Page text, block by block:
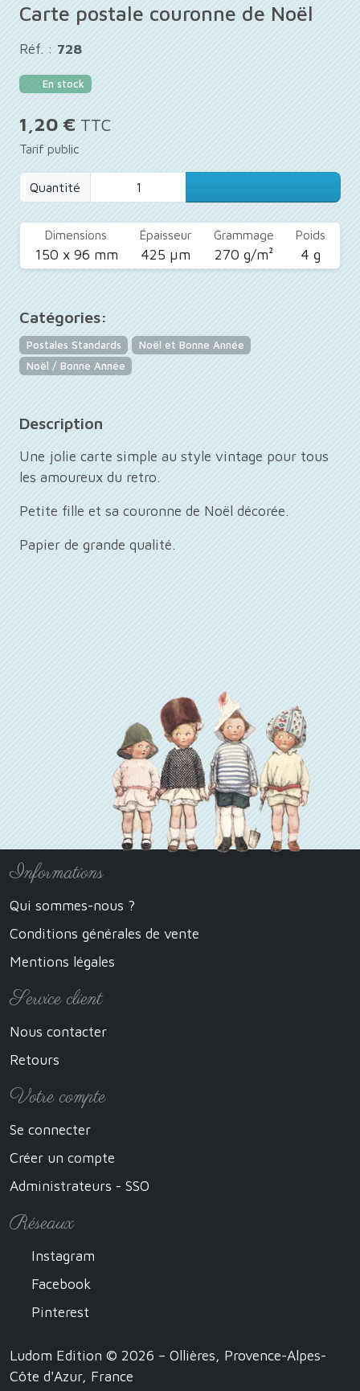
Carte postale couronne de Noël
Réf. : 728
En stock
1,20 € TTC
Tarif public
Quantité
Dimensions
150 x 96 mm
Épaisseur
425 µm
Grammage
270 g/m²
Poids
4 g
Catégories:
Postales Standards
Noël et Bonne Année
Noël / Bonne Année
Description
Une jolie carte simple au style vintage pour tous
les amoureux du retro.
Petite fille et sa couronne de Noël décorée.
Papier de grande qualité.
Informations
Qui sommes-nous ?
Conditions générales de vente
Mentions légales
Service client
Nous contacter
Retours
Votre compte
Se connecter
Créer un compte
Administrateurs - SSO
Réseaux
Instagram
Facebook
Pinterest
Ludom Edition © 2026 – Ollières, Provence-Alpes-
Côte d'Azur, France